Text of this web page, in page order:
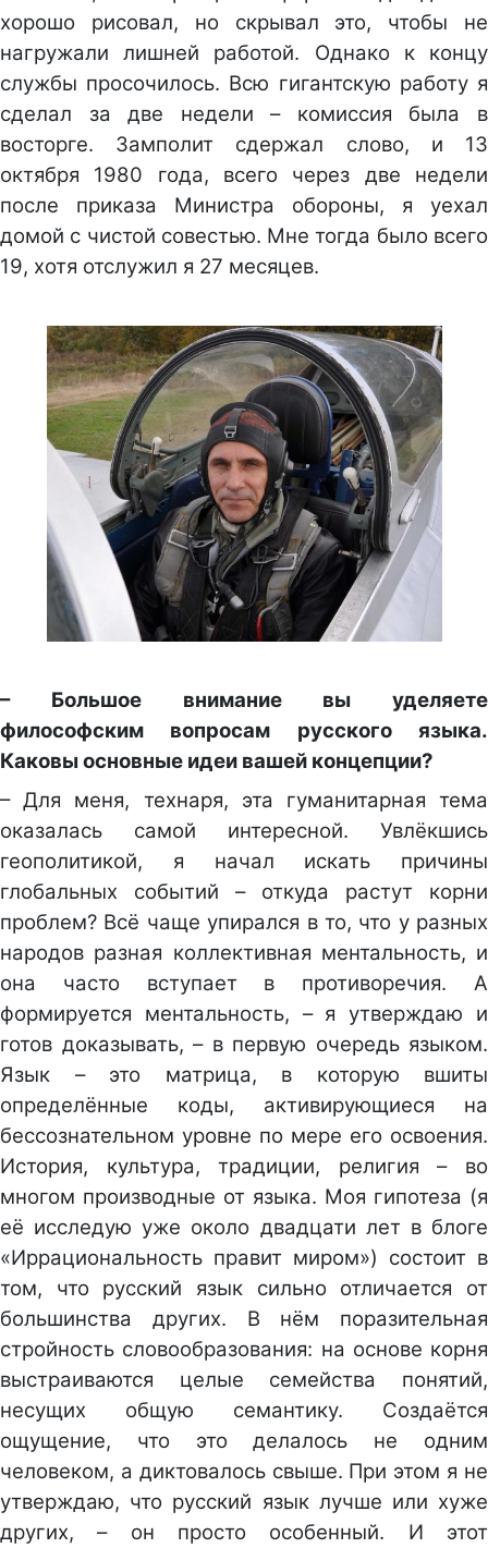
хорошо рисовал, но скрывал это, чтобы не
нагружали лишней работой. Однако к концу
службы просочилось. Всю гигантскую работу я
сделал за две недели – комиссия была в
восторге. Замполит сдержал слово, и 13
октября 1980 года, всего через две недели
после приказа Министра обороны, я уехал
домой с чистой совестью. Мне тогда было всего
19, хотя отслужил я 27 месяцев.
– Большое внимание вы уделяете
философским вопросам русского языка.
Каковы основные идеи вашей концепции?
– Для меня, технаря, эта гуманитарная тема
оказалась самой интересной. Увлёкшись
геополитикой, я начал искать причины
глобальных событий – откуда растут корни
проблем? Всё чаще упирался в то, что у разных
народов разная коллективная ментальность, и
она часто вступает в противоречия. А
формируется ментальность, – я утверждаю и
готов доказывать, – в первую очередь языком.
Язык – это матрица, в которую вшиты
определённые коды, активирующиеся на
бессознательном уровне по мере его освоения.
История, культура, традиции, религия – во
многом производные от языка. Моя гипотеза (я
её исследую уже около двадцати лет в блоге
«Иррациональность правит миром») состоит в
том, что русский язык сильно отличается от
большинства других. В нём поразительная
стройность словообразования: на основе корня
выстраиваются целые семейства понятий,
несущих общую семантику. Создаётся
ощущение, что это делалось не одним
человеком, а диктовалось свыше. При этом я не
утверждаю, что русский язык лучше или хуже
других, – он просто особенный. И этот